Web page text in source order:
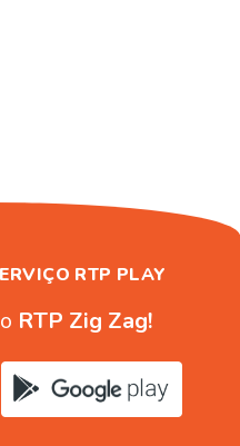
RTP PLAY
RTP Zig Zag!